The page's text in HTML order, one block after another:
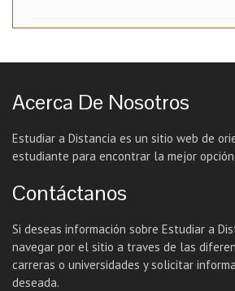
Acerca De Nosotros
Estudiar a Distancia es un sitio web de
estudiante para encontrar la mejor
Contáctanos
Si deseas información sobre Estudiar a
navegar por el sitio a traves de las
carreras o universidades y solicitar
deseada.